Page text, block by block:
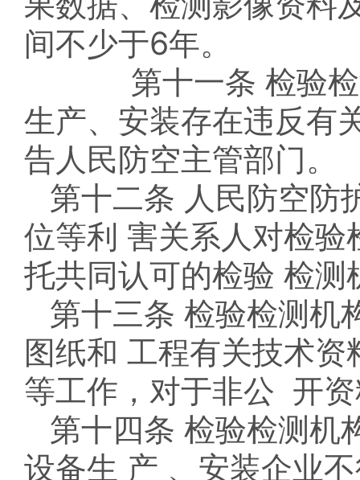
间不少于6年。
第十一条 检验检测
生产、安装存在违反有
告人民防空主管部门。
第十二条 人民防空防
位等利 害关系人对检
托共同认可的检验 检测
第十三条 检验检测机
图纸和 工程有关技术
等工作，对于非公 开
第十四条 检验检测机
设备生 产 、安装企业